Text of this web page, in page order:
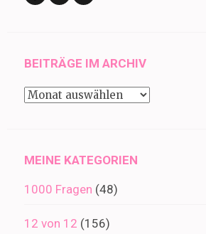
BEITRÄGE IM ARCHIV
Beiträge
MEINE KATEGORIEN
1000 Fragen (48)
12 von 12 (156)